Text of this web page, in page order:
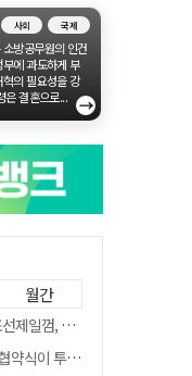
사회 국제
방공무원의 인건
에 과도하게 부
의 필요성을 강
은 결혼으로...
→
월간
권력에 죽었다"
정은 아니긴 해